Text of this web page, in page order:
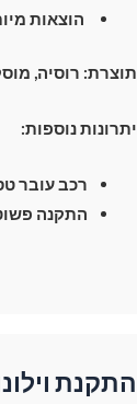
הוצאות
תוצרת: רוסיה,
יתרונות נוספות:
רכב עובר
התקנה
התקנת